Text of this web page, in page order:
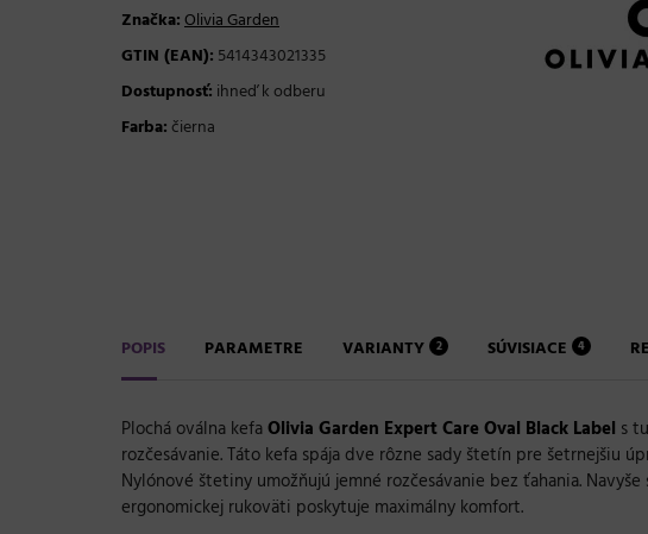
Značka:Olivia Garden
GTIN (EAN): 5414343021335
Dostupnosť: ihneď k odberu
Farba: čierna
POPIS PARAMETRE VARIANTY 2 SÚVISIACE 4
Plochá oválna kefaOlivia Garden Expert Care Oval Black Label s
rozčesávanie. Táto kefa spája dve rôzne sady štetín pre šetrnejšiu
Nylónové štetiny umožňujú jemné rozčesávanie bez ťahania.
ergonomickej rukoväti poskytuje maximálny komfort.